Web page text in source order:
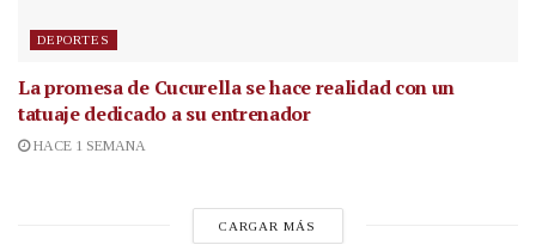
DEPORTES
La promesa de Cucurella se hace realidad con un
tatuaje dedicado a su entrenador
HACE 1 SEMANA
CARGAR MÁS